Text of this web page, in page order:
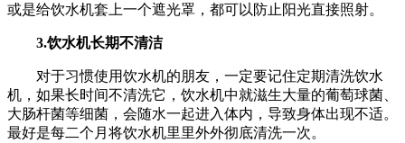
或是给饮水机套上一个遮光罩，都可以防止阳光直接照射。
3.饮水机长期不清洁
对于习惯使用饮水机的朋友，一定要记住定期清洗饮水
机，如果长时间不清洗它，饮水机中就滋生大量的葡萄球菌、
大肠杆菌等细菌，会随水一起进入体内，导致身体出现不适。
最好是每二个月将饮水机里里外外彻底清洗一次。